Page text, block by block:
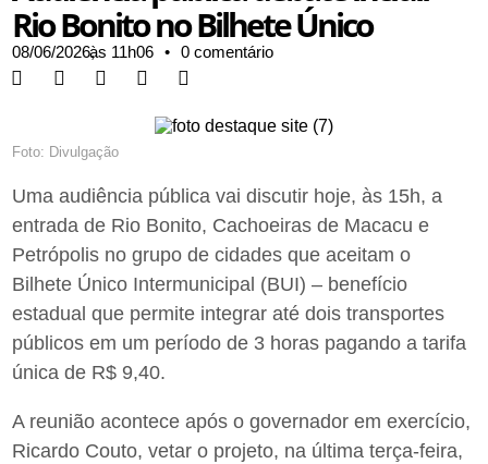
Rio Bonito no Bilhete Único
08/06/2026,às 11h06 • 0 comentário
Foto: Divulgação
Uma audiência pública vai discutir hoje, às 15h, a
entrada de Rio Bonito, Cachoeiras de Macacu e
Petrópolis no grupo de cidades que aceitam o
Bilhete Único Intermunicipal (BUI) – benefício
estadual que permite integrar até dois transportes
públicos em um período de 3 horas pagando a tarifa
única de R$ 9,40.
A reunião acontece após o governador em exercício,
Ricardo Couto, vetar o projeto, na última terça-feira,